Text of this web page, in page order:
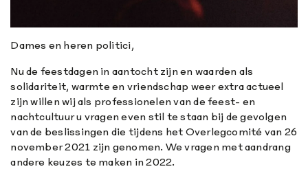
Dames en heren politici,
Nu de feestdagen in aantocht zijn en waarden als
solidariteit, warmte en vriendschap weer extra actueel
zijn willen wij als professionelen van de feest- en
nachtcultuur u vragen even stil te staan bij de gevolgen
van de beslissingen die tijdens het Overlegcomité van 26
november 2021 zijn genomen. We vragen met aandrang
andere keuzes te maken in 2022.